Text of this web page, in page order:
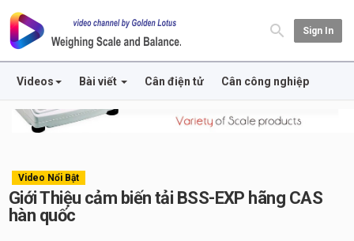
Sign In
Videos Bài viết Cân điện tử Cân công nghiệp
Video Nổi Bật
Giới Thiệu cảm biến tải BSS-EXP hãng CAS
hàn quốc